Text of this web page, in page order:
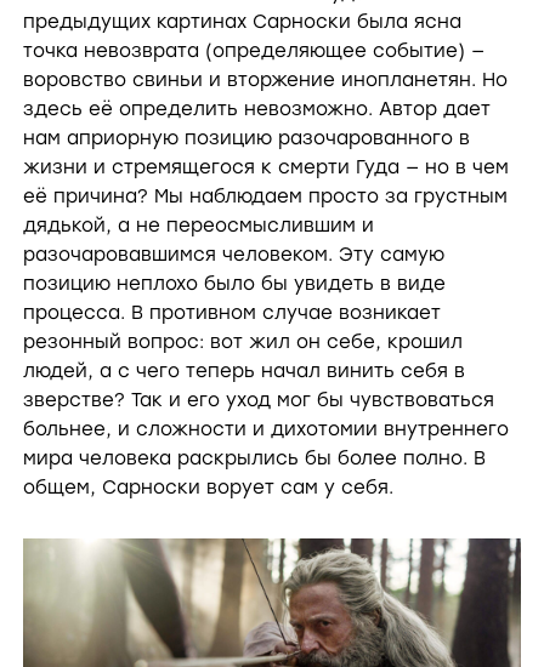
предыдущих картинах Сарноски была ясна
точка невозврата (определяющее событие) —
воровство свиньи и вторжение инопланетян. Но
здесь её определить невозможно. Автор дает
нам априорную позицию разочарованного в
жизни и стремящегося к смерти Гуда — но в чем
её причина? Мы наблюдаем просто за грустным
дядькой, а не переосмыслившим и
разочаровавшимся человеком. Эту самую
позицию неплохо было бы увидеть в виде
процесса. В противном случае возникает
резонный вопрос: вот жил он себе, крошил
людей, а с чего теперь начал винить себя в
зверстве? Так и его уход мог бы чувствоваться
больнее, и сложности и дихотомии внутреннего
мира человека раскрылись бы более полно. В
общем, Сарноски ворует сам у себя.